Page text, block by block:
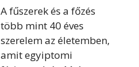
A fűszerek és a főzés
több mint 40 éves
szerelem az életemben,
amit egyiptomi